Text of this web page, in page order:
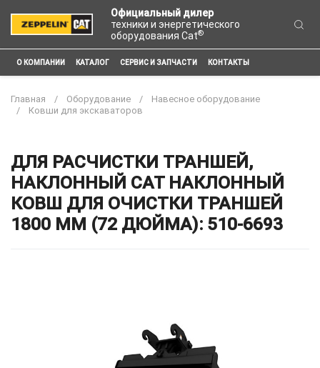
Официальный дилер
техники и энергетического
оборудования Cat®
О КОМПАНИИ КАТАЛОГ СЕРВИС И ЗАПЧАСТИ КОНТАКТЫ
Главная Оборудование
Навесное оборудование
Ковши для экскаваторов
ДЛЯ РАСЧИСТКИ ТРАНШЕЙ,
НАКЛОННЫЙ CAT НАКЛОННЫЙ
КОВШ ДЛЯ ОЧИСТКИ ТРАНШЕЙ
1800 ММ (72 ДЮЙМА): 510-6693